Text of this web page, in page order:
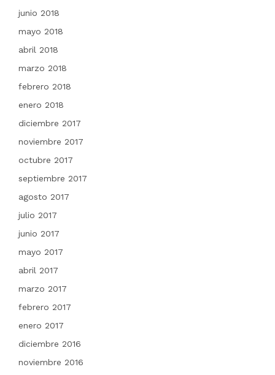
junio 2018
mayo 2018
abril 2018
marzo 2018
febrero 2018
enero 2018
diciembre 2017
noviembre 2017
octubre 2017
septiembre 2017
agosto 2017
julio 2017
junio 2017
mayo 2017
abril 2017
marzo 2017
febrero 2017
enero 2017
diciembre 2016
noviembre 2016